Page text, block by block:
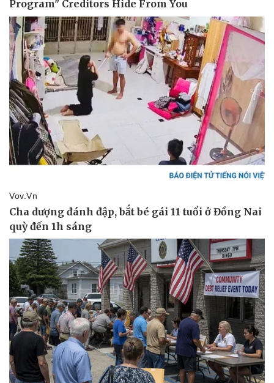
Làm đẹp - giảm cân
Phòng mạch online
Ăn sạch sống khỏe